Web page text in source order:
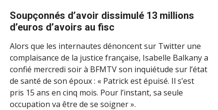
Soupçonnés d’avoir dissimulé 13 millions
d’euros d’avoirs au fisc
Alors que les internautes dénoncent sur Twitter une
complaisance de la justice française, Isabelle Balkany a
confié mercredi soir à BFMTV son inquiétude sur l’état
de santé de son époux : « Patrick est épuisé. Il s’est
pris 15 ans en cinq mois. Pour l’instant, sa seule
occupation va être de se soigner ».